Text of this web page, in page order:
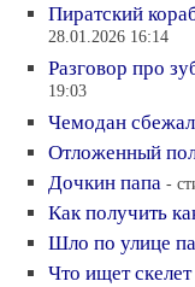
Пиратский
28.01.2026 16:14
Разговор про
19:03
Чемодан
Отложенный
Дочкин папа -
Как получить
Шло по улице
Что ищет